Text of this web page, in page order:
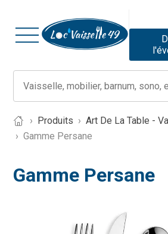
Produits Art De La Table -
Gamme Persane
Gamme Persane